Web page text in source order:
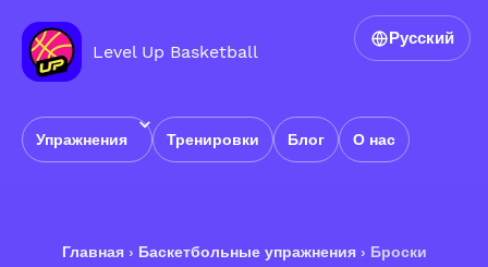
Level Up Basketball
Упражнения Тренировки Блог О нас
Русский
Главная› Баскетбольные упражнения› Броски